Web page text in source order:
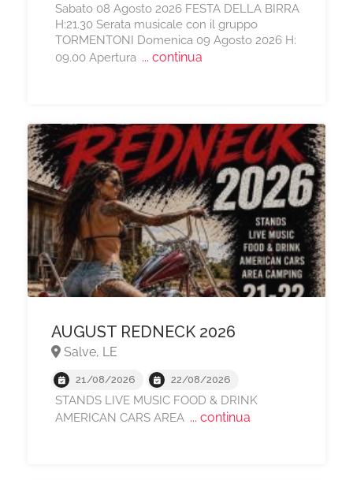
Sabato 08 Agosto 2026 FESTA DELLA BIRRA
H:21.30 Serata musicale con il gruppo
TORMENTONI Domenica 09 Agosto 2026 H:
09.00 Apertura ... continua
AUGUST REDNECK 2026
Salve, LE
21/08/2026 22/08/2026
STANDS LIVE MUSIC FOOD & DRINK
AMERICAN CARS AREA... continua